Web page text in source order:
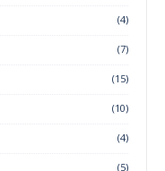
(4)
(7)
(15)
(10)
(4)
(5)